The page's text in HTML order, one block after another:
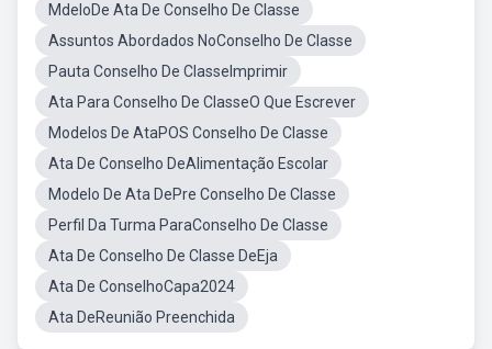
MdeloDe Ata De Conselho De Classe
Assuntos Abordados NoConselho De Classe
Pauta Conselho De ClasseImprimir
Ata Para Conselho De ClasseO Que Escrever
Modelos De AtaPOS Conselho De Classe
Ata De Conselho DeAlimentação Escolar
Modelo De Ata DePre Conselho De Classe
Perfil Da Turma ParaConselho De Classe
Ata De Conselho De Classe DeEja
Ata De ConselhoCapa2024
Ata DeReunião Preenchida